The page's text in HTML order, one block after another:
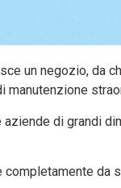
un negozio, da
manutenzione
aziende di grandi
da